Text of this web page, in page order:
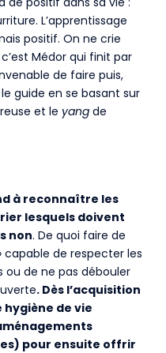
L’apprentissage
positif. On ne crie
Médor qui finit par
de faire puis,
guide en se basant sur
et le yang de
à reconnaître les
lesquels doivent
non. De quoi faire de
capable de respecter les
ou de ne pas débouler
. Dès l’acquisition
hygiène de vie
pour ensuite offrir